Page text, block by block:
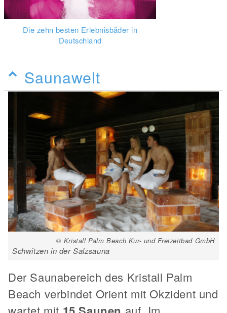
Die zehn besten Erlebnisbäder in
Deutschland
Saunawelt
© Kristall Palm Beach Kur- und Freizeitbad GmbH
Schwitzen in der Salzsauna
Der Saunabereich des Kristall Palm
Beach verbindet Orient mit Okzident und